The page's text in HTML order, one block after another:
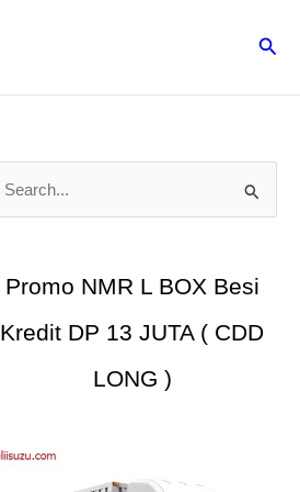
Cari
Promo NMR L BOX Besi
Kredit DP 13 JUTA ( CDD
LONG )